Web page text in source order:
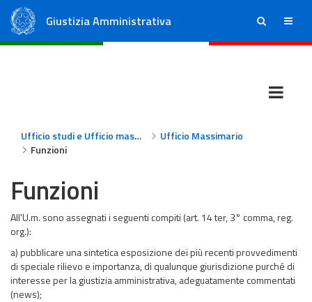
Giustizia Amministrativa ricerca menu
Ufficio studi e Ufficio massimario
Ufficio Massimario
Funzioni
Funzioni
All'U.m. sono assegnati i seguenti compiti (art. 14 ter, 3° comma, reg.
org.):
a) pubblicare una sintetica esposizione dei più recenti provvedimenti
di speciale rilievo e importanza, di qualunque giurisdizione purché di
interesse per la giustizia amministrativa, adeguatamente commentati
(news);